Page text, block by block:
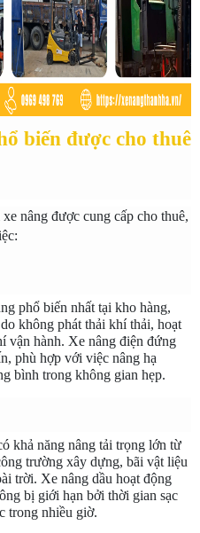
biến được cho thuê
nâng được cung cấp cho thuê,
phổ biến nhất tại kho hàng,
không phát thải khí thải, hoạt
vận hành. Xe nâng điện đứng
phù hợp với việc nâng hạ
bình trong không gian hẹp.
khả năng nâng tải trọng lớn từ
trường xây dựng, bãi vật liệu
trời. Xe nâng dầu hoạt động
bị giới hạn bởi thời gian sạc
trong nhiều giờ.